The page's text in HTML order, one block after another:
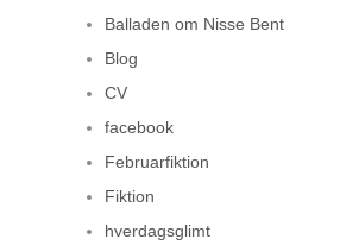
Balladen om Nisse Bent
Blog
CV
facebook
Februarfiktion
Fiktion
hverdagsglimt